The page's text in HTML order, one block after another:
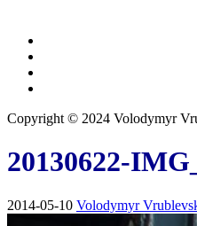
Copyright © 2024 Volodymyr
20130622-
2014-05-10 Volodymyr